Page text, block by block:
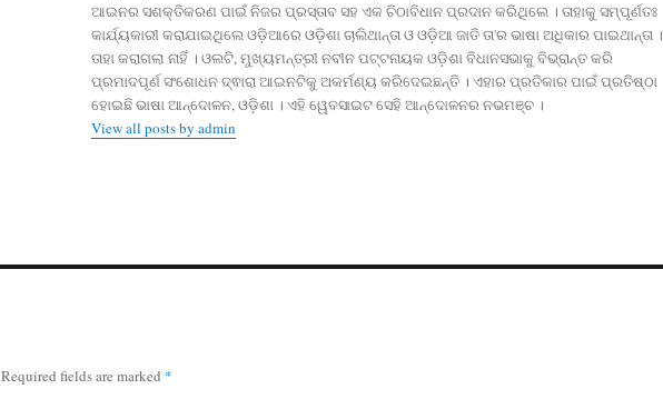
ଆଇନର ସଶକ୍ତିକରଣ ପାଇଁ ନିଜର ପ୍ରସ୍ତାବ ସହ ଏକ ଚିଠାବିଧାନ ପ୍ରଦାନ କରିଥିଲେ । ତାହାକୁ ସମ୍ପୂର୍ଣତଃ
କାର୍ଯ୍ୟକାରୀ କରାଯାଇଥିଲେ ଓଡ଼ିଆରେ ଓଡ଼ିଶା ଚାଲିଥାନ୍ତା ଓ ଓଡ଼ିଆ ଜାତି ତା'ର ଭାଷା ଅଧିକାର ପାଇଥାନ୍ତା ।
ତାହା କରାଗଲା ନାହିଁ । ଓଲଟି, ମୁଖ୍ୟମନ୍ତ୍ରୀ ନବୀନ ପଟ୍ଟନାୟକ ଓଡ଼ିଶା ବିଧାନସଭାକୁ ବିଭ୍ରାନ୍ତ କରି
ପ୍ରମାଦପୂର୍ଣ ସଂଶୋଧନ ଦ୍ଵାରା ଆଇନଟିକୁ ଅକର୍ମଣ୍ୟ କରିଦେଇଛନ୍ତି । ଏହାର ପ୍ରତିକାର ପାଇଁ ପ୍ରତିଷ୍ଠା
ହୋଇଛି ଭାଷା ଆନ୍ଦୋଳନ, ଓଡ଼ିଶା । ଏହି ୱେବସାଇଟ ସେହି ଆନ୍ଦୋଳନର ନଭମଞ୍ଚ ।
View all posts by admin
Required fields are marked *